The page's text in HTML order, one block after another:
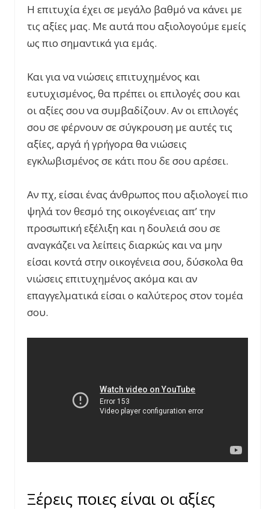
Η επιτυχία έχει σε μεγάλο βαθμό να κάνει με
τις αξίες μας. Με αυτά που αξιολογούμε εμείς
ως πιο σημαντικά για εμάς.
Και για να νιώσεις επιτυχημένος και
ευτυχισμένος, θα πρέπει οι επιλογές σου και
οι αξίες σου να συμβαδίζουν. Αν οι επιλογές
σου σε φέρνουν σε σύγκρουση με αυτές τις
αξίες, αργά ή γρήγορα θα νιώσεις
εγκλωβισμένος σε κάτι που δε σου αρέσει.
Αν πχ, είσαι ένας άνθρωπος που αξιολογεί πιο
ψηλά τον θεσμό της οικογένειας απ’ την
προσωπική εξέλιξη και η δουλειά σου σε
αναγκάζει να λείπεις διαρκώς και να μην
είσαι κοντά στην οικογένεια σου, δύσκολα θα
νιώσεις επιτυχημένος ακόμα και αν
επαγγελματικά είσαι ο καλύτερος στον τομέα
σου.
Ξέρεις ποιες είναι οι αξίες